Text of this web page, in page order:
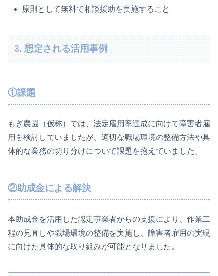
原則として無料で相談援助を実施すること
3. 想定される活用事例
①課題
もぎ農園（仮称）では、法定雇用率達成に向けて障害者雇
用を検討していましたが、適切な職場環境の整備方法や具
体的な業務の切り分けについて課題を抱えていました。
②助成金による解決
本助成金を活用した認定事業者からの支援により、作業工
程の見直しや職場環境の整備を実施し、障害者雇用の実現
に向けた具体的な取り組みが可能となりました。